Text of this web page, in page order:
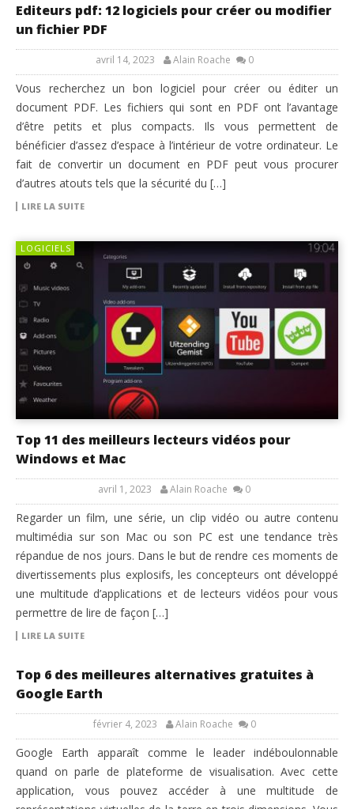
Editeurs pdf: 12 logiciels pour créer ou modifier
un fichier PDF
avril 14, 2023 Alain Roache 0
Vous recherchez un bon logiciel pour créer ou éditer un
document PDF. Les fichiers qui sont en PDF ont l’avantage
d’être petits et plus compacts. Ils vous permettent de
bénéficier d’assez d’espace à l’intérieur de votre ordinateur. Le
fait de convertir un document en PDF peut vous procurer
d’autres atouts tels que la sécurité du […]
LIRE LA SUITE
LOGICIELS
Top 11 des meilleurs lecteurs vidéos pour
Windows et Mac
avril 1, 2023 Alain Roache 0
Regarder un film, une série, un clip vidéo ou autre contenu
multimédia sur son Mac ou son PC est une tendance très
répandue de nos jours. Dans le but de rendre ces moments de
divertissements plus explosifs, les concepteurs ont développé
une multitude d’applications et de lecteurs vidéos pour vous
permettre de lire de façon […]
LIRE LA SUITE
Top 6 des meilleures alternatives gratuites à
Google Earth
février 4, 2023 Alain Roache 0
Google Earth apparaît comme le leader indéboulonnable
quand on parle de plateforme de visualisation. Avec cette
application, vous pouvez accéder à une multitude de